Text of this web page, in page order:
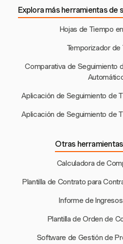
Explora más herramientas de
Hojas de Tiempo
Temporizador de
Comparativa de Seguimiento
Aplicación de Seguimiento de
Aplicación de Seguimiento de
Otras
Calculadora de
Plantilla de Contrato para
Informe de
Plantilla de Orden de
Software de Gestión de